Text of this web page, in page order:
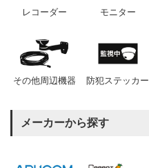
レコーダー モニター
その他周辺機器 防犯ステッカー
メーカーから探す